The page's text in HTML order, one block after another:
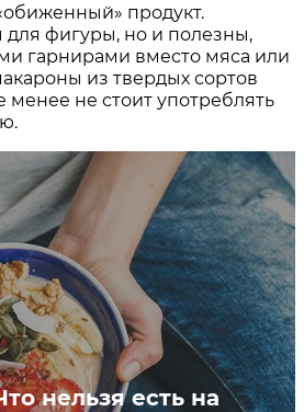
продукт.
фигуры, но и полезны,
гарнирами вместо мяса или
из твердых сортов
не стоит употреблять
нельзя есть на